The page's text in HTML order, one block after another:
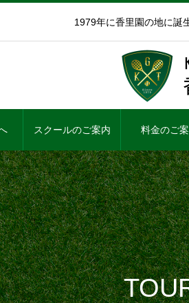
1979年に香里園の地に誕
スクールのご案内 料金のご